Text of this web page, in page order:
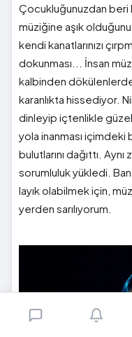
Çocukluğunuzdan beri
müziğine aşık
kendi kanatlarınızı
dokunması... İnsan
kalbinden
karanlıkta hissediyor.
dinleyip içtenlikle güzel
yola inanması içimdeki
bulutlarını dağıttı.
sorumluluk yükledi.
layık olabilmek için,
yerden sarılıyorum.